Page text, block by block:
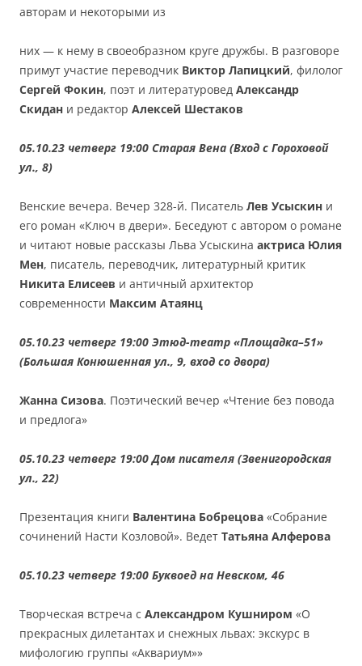
авторам и некоторыми из
них — к нему в своеобразном круге дружбы. В разговоре
примут участие переводчик Виктор Лапицкий, филолог
Сергей Фокин, поэт и литературовед Александр
Скидан и редактор Алексей Шестаков
05.10.23 четверг 19:00 Старая Вена (Вход с Гороховой
ул., 8)
Венские вечера. Вечер 328-й. Писатель Лев Усыскин и
его роман «Ключ в двери». Беседуют с автором о романе
и читают новые рассказы Льва Усыскина актриса Юлия
Мен, писатель, переводчик, литературный критик
Никита Елисеев и античный архитектор
современности Максим Атаянц
05.10.23 четверг 19:00 Этюд-театр «Площадка–51»
(Большая Конюшенная ул., 9, вход со двора)
Жанна Сизова. Поэтический вечер «Чтение без повода
и предлога»
05.10.23 четверг 19:00 Дом писателя (Звенигородская
ул., 22)
Презентация книги Валентина Бобрецова «Собрание
сочинений Насти Козловой». Ведет Татьяна Алферова
05.10.23 четверг 19:00 Буквоед на Невском, 46
Творческая встреча с Александром Кушниром «О
прекрасных дилетантах и снежных львах: экскурс в
мифологию группы «Аквариум»»